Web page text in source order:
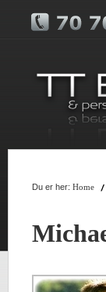
Du er her: Home